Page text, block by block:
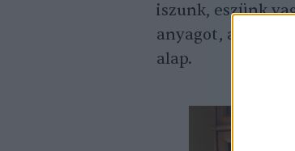
iszunk, eszünk
anyagot, az
alap.